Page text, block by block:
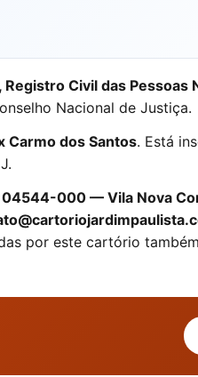
Registro Civil das Pessoas
Nacional de Justiça.
Carmo dos Santos. Está
000 — Vila Nova
por este cartório